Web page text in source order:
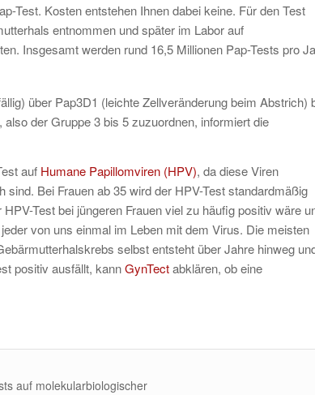
Test. Kosten entstehen Ihnen dabei keine. Für den Test
entnommen und später im Labor auf
Insgesamt werden rund 16,5 Millionen Pap-Tests pro
über Pap3D1 (leichte Zellveränderung beim Abstrich)
der Gruppe 3 bis 5 zuzuordnen, informiert die
auf Humane Papillomviren (HPV), da diese Viren
Bei Frauen ab 35 wird der HPV-Test standardmäßig
Test bei jüngeren Frauen viel zu häufig positiv wäre
von uns einmal im Leben mit dem Virus. Die meisten
selbst entsteht über Jahre hinweg
positiv ausfällt, kannGynTectabklären, ob eine
auf molekularbiologischer